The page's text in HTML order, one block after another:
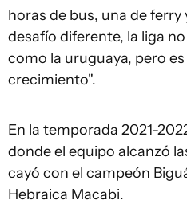
horas de bus, una de ferry
desafío diferente, la liga
como la uruguaya, pero
crecimiento".
En la temporada 2021-
donde el equipo alcanzó
cayó con el campeón
Hebraica Macabi.